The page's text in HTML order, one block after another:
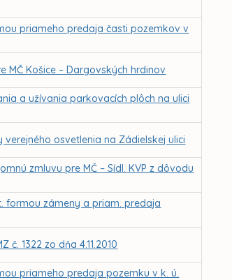
priameho predaja časti pozemkov v
Košice – Dargovských hrdinov
a užívania parkovacích plôch na ulici
osvetlenia na Zádielskej ulici
zmluvu pre MČ – Sídl. KVP z dôvodu
formou zámeny a priam. predaja
1322 zo dňa 4.11.2010
priameho predaja pozemku v k. ú.